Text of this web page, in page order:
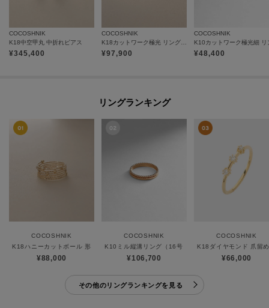
COCOSHNIK
K18中空甲丸 中折れピアス
¥345,400
COCOSHNIK
¥97,900
COCOSHNIK
K10カットワーク極光細 リ
¥48,400
リングランキング
COCOSHNIK
K18ハニーカットボール 形状記憶リング
¥88,000
COCOSHNIK
K10ミル縦溝リング（16号）
¥106,700
COCOSHNIK
K18ダイヤモンド 爪留
¥66,000
その他のリングランキングを見る